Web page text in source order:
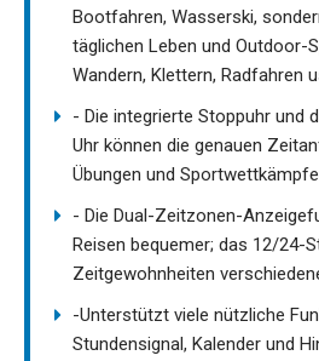
Bootfahren, Wasserski,
täglichen Leben und Outdoor-
Wandern, Klettern, Radfahren
- Die integrierte Stoppuhr und
Uhr können die genauen
Übungen und
- Die Dual-Zeitzonen-
Reisen bequemer; das 12/24-
Zeitgewohnheiten
-Unterstützt viele nützliche
Stundensignal, Kalender und